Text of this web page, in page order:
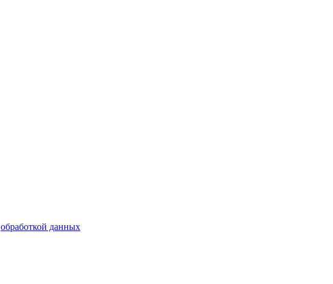
обработкой данных